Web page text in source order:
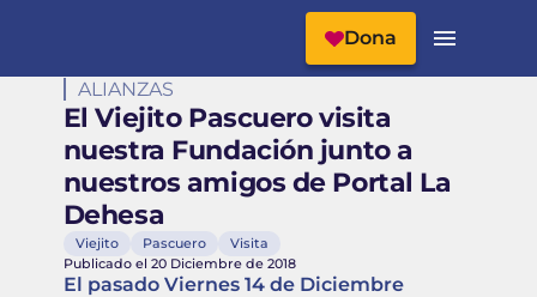
Cabecera del Sitio
Dona
ALIANZAS
El Viejito Pascuero visita
nuestra Fundación junto a
nuestros amigos de Portal La
Dehesa
Viejito Pascuero
Visita
Publicado el 20 Diciembre de 2018
El pasado Viernes 14 de Diciembre